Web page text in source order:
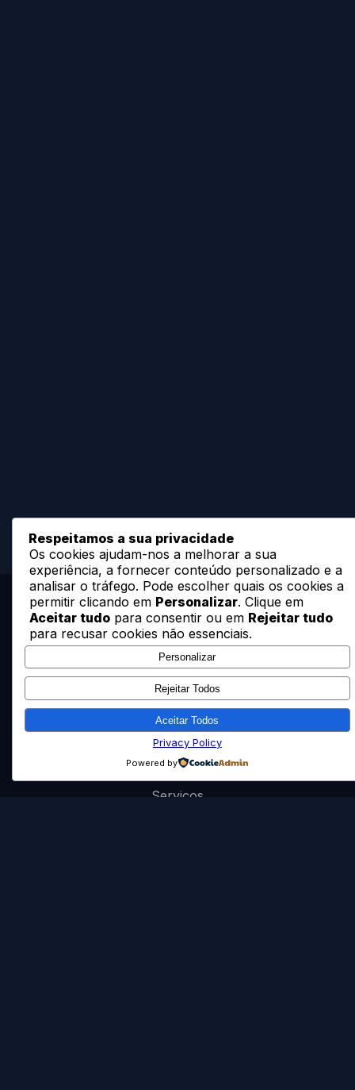
Especialistas em desenvolvimento de ponds
artificiais, reservatórios e outras estruturas
Início
Serviços
Respeitamos a sua privacidade
Os cookies ajudam-nos a melhorar a sua
experiência, a fornecer conteúdo personalizado e a
analisar o tráfego. Pode escolher quais os cookies a
permitir clicando em Personalizar. Clique em
Aceitar tudo para consentir ou em Rejeitar tudo
para recusar cookies não essenciais.
Personalizar
Rejeitar Todos
Aceitar Todos
Privacy Policy
Powered by